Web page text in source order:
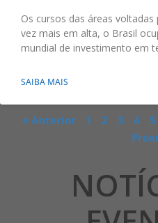
Os cursos das áreas
vez mais em alta, o Brasil
mundial de investimento em
SAIBA MAIS
« Anterior 1 2 3 4 5